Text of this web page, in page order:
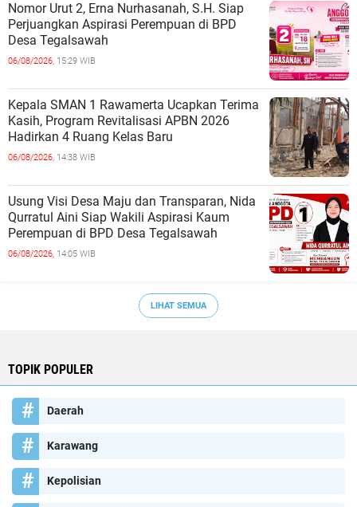
Nomor Urut 2, Erna Nurhasanah, S.H. Siap
Perjuangkan Aspirasi Perempuan di BPD
Desa Tegalsawah
06/08/2026, 15:29 WIB
Kepala SMAN 1 Rawamerta Ucapkan Terima
Kasih, Program Revitalisasi APBN 2026
Hadirkan 4 Ruang Kelas Baru
06/08/2026, 14:38 WIB
Usung Visi Desa Maju dan Transparan, Nida
Qurratul Aini Siap Wakili Aspirasi Kaum
Perempuan di BPD Desa Tegalsawah
06/08/2026, 14:05 WIB
LIHAT SEMUA
TOPIK POPULER
Daerah
Karawang
Kepolisian